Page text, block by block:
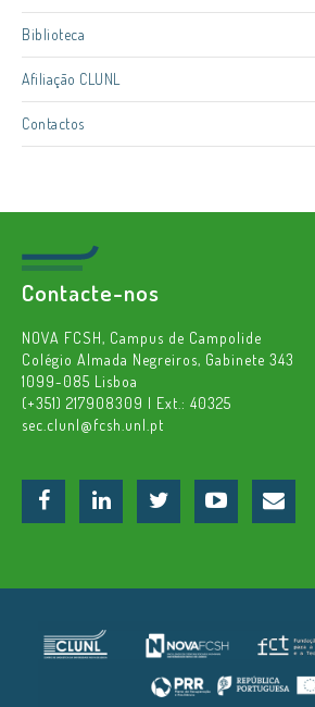
Biblioteca
Afiliação CLUNL
Contactos
Contacte-nos
NOVA FCSH, Campus de Campolide
Colégio Almada Negreiros, Gabinete 343
1099-085 Lisboa
(+351) 217908309 | Ext.: 40325
sec.clunl@fcsh.unl.pt